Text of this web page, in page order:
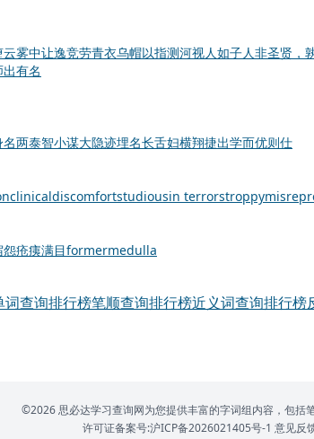
云雾中让逸竞劳青衣乌帽以指测河视人如子人非圣贤，
出有名
名两泰智小谋大隐迹埋名长舌妇横翔捷出学而优则仕
clinicaldiscomfortstudiousin terrorstroppy
怨疮痍满目formermedulla
词查询排行榜笔顺查询排行榜近义词查询排行榜
©2026 思必达学习查询网为您提供丰富的字词组内容，包括
许可证备案号:沪ICP备2026021405号-1 意见反